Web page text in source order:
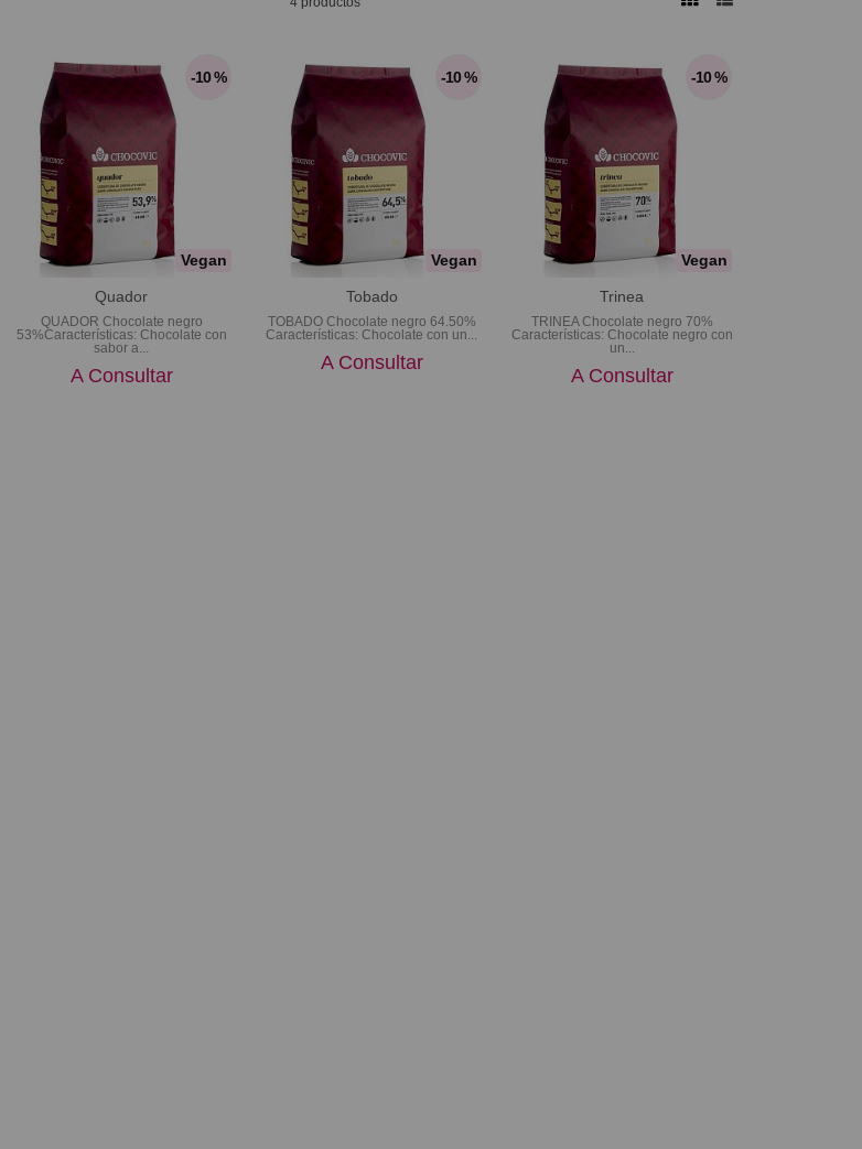
Vegan
-10 %
Quador
QUADOR Chocolate negro
53%Características: Chocolate con
sabor a...
A Consultar
Vegan
-10 %
Tobado
TOBADO Chocolate negro 64.50%
Características: Chocolate con un...
A Consultar
Vegan
-10 %
Trinea
TRINEA Chocolate negro 70%
Características: Chocolate negro con
un...
A Consultar